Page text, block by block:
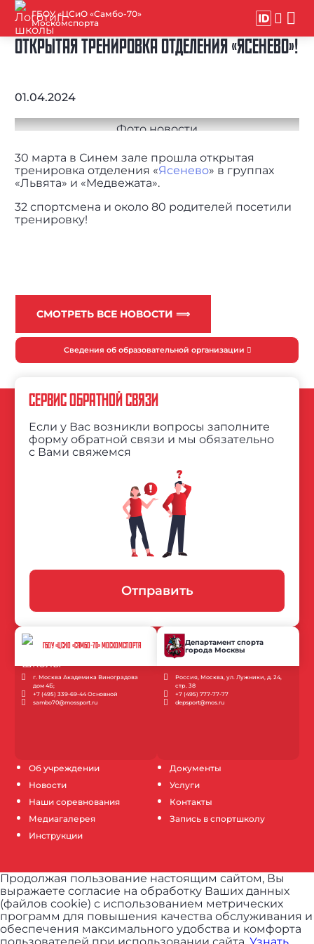
ГБОУ «ЦСиО «Самбо-70»
Москомспорта
ОТКРЫТАЯ ТРЕНИРОВКА ОТДЕЛЕНИЯ «ЯСЕНЕВО»!
01.04.2024
30 марта в Синем зале прошла открытая
тренировка отделения «Ясенево» в группах
«Львята» и «Медвежата».
32 спортсмена и около 80 родителей посетили
тренировку!
СМОТРЕТЬ ВСЕ НОВОСТИ ⟹
Сведения об образовательной организации
Об учреждении
Новости
Наши соревнования
Медиагалерея
Инструкции
Документы
Услуги
Контакты
Запись в спортшколу
СЕРВИС ОБРАТНОЙ СВЯЗИ
Если у Вас возникли вопросы заполните
форму обратной связи и мы обязательно
с Вами свяжемся
Отправить
ГБОУ «ЦСИО «САМБО-70» МОСКОМСПОРТА
г. Москва Академика Виноградова
дом 4Б;
+7 (495) 339-69-44 Основной
sambo70@mossport.ru
Департамент спорта
города Москвы
Россия, Москва, ул. Лужники, д. 24,
стр. 38
+7 (495) 777-77-77
depsport@mos.ru
Продолжая пользование настоящим сайтом, Вы
выражаете согласие на обработку Ваших данных
(файлов cookie) с использованием метрических
программ для повышения качества обслуживания и
обеспечения максимального удобства и комфорта